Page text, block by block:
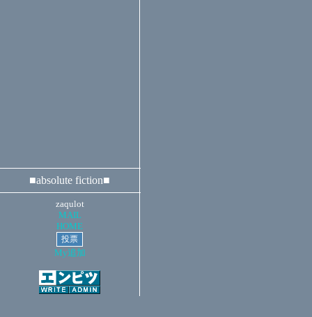
■absolute fiction■
zaqulot
MAIL
HOME
My追加